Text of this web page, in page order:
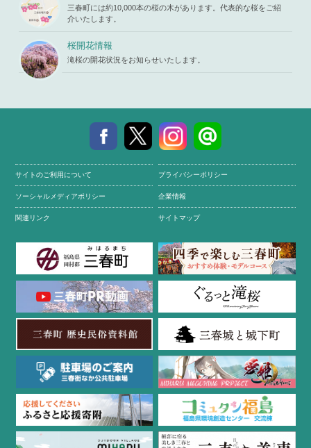
三春町には約10,000本の桜の木があります。代表的な桜をご紹
介いたします。
桜開花情報
滝桜の開花状況をお知らせいたします。
サイトのご利用について プライバシーポリシー
ソーシャルメディアポリシー 企業情報
関連リンク サイトマップ